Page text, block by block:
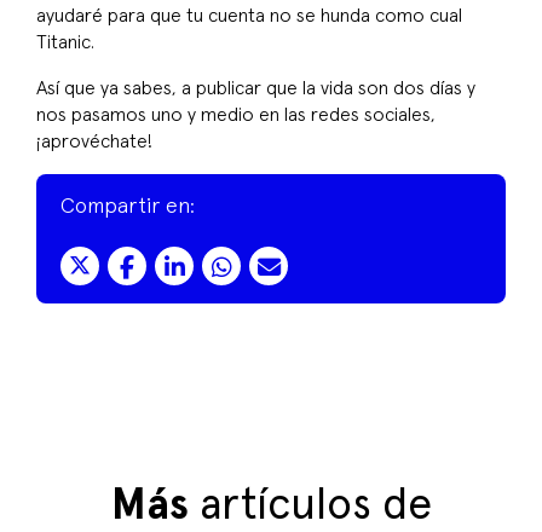
ayudaré para que tu cuenta no se hunda como cual
Titanic.
Así que ya sabes, a publicar que la vida son dos días y
nos pasamos uno y medio en las redes sociales,
¡aprovéchate!
Compartir en:
Más artículos de